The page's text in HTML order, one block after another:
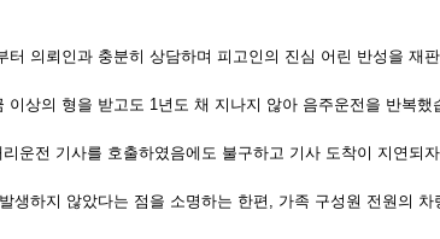
터 의뢰인과 충분히 상담하며 피고인의 진심 어린 반성을 재
이상의 형을 받고도 1년도 채 지나지 않아 음주운전을 반복
운전 기사를 호출하였음에도 불구하고 기사 도착이 지연
생하지 않았다는 점을 소명하는 한편, 가족 구성원 전원의